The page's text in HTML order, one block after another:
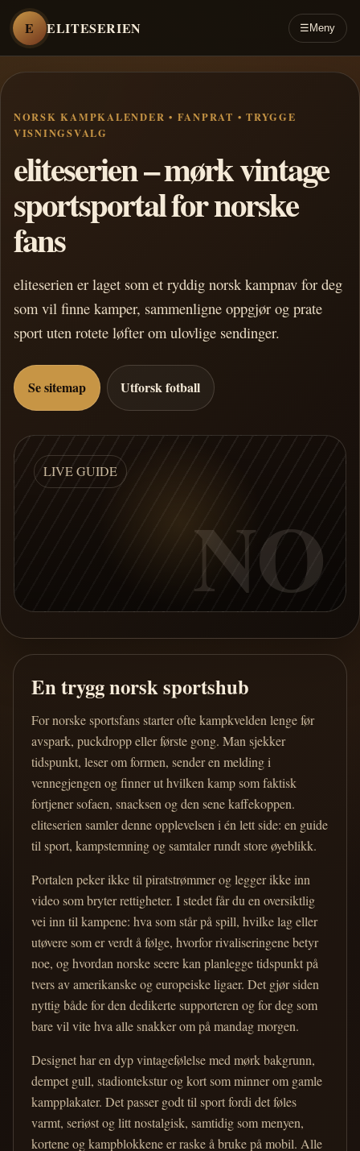
E ELITESERIEN ☰ Meny
NORSK KAMPKALENDER • FANPRAT • TRYGGE
VISNINGSVALG
eliteserien – mørk vintage
sportsportal for norske
fans
eliteserien er laget som et ryddig norsk kampnav for deg
som vil finne kamper, sammenligne oppgjør og prate
sport uten rotete løfter om ulovlige sendinger.
Se sitemap Utforsk fotball
LIVE GUIDE
NO
En trygg norsk sportshub
For norske sportsfans starter ofte kampkvelden lenge før
avspark, puckdropp eller første gong. Man sjekker
tidspunkt, leser om formen, sender en melding i
vennegjengen og finner ut hvilken kamp som faktisk
fortjener sofaen, snacksen og den sene kaffekoppen.
eliteserien samler denne opplevelsen i én lett side: en guide
til sport, kampstemning og samtaler rundt store øyeblikk.
Portalen peker ikke til piratstrømmer og legger ikke inn
video som bryter rettigheter. I stedet får du en oversiktlig
vei inn til kampene: hva som står på spill, hvilke lag eller
utøvere som er verdt å følge, hvorfor rivaliseringene betyr
noe, og hvordan norske seere kan planlegge tidspunkt på
tvers av amerikanske og europeiske ligaer. Det gjør siden
nyttig både for den dedikerte supporteren og for deg som
bare vil vite hva alle snakker om på mandag morgen.
Designet har en dyp vintagefølelse med mørk bakgrunn,
dempet gull, stadiontekstur og kort som minner om gamle
kampplakater. Det passer godt til sport fordi det føles
varmt, seriøst og litt nostalgisk, samtidig som menyen,
kortene og kampblokkene er raske å bruke på mobil. Alle